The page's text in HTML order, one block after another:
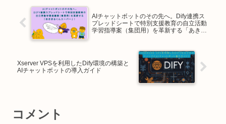
AIチャットボットのその先へ。Dify連携ス
プレッドシートで特別支援教育の自立活動
学習指導案（集団用）を革新する「あきま
Xserver VPSを利用したDify環境の構築と
AIチャットボットの導入ガイド
コメント